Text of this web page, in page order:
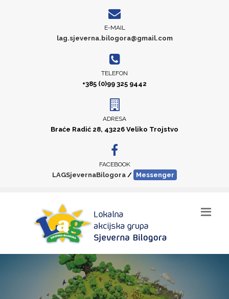
E-MAIL
lag.sjeverna.bilogora@gmail.com
TELEFON
+385 (0)99 325 9442
ADRESA
Braće Radić 28, 43226 Veliko Trojstvo
FACEBOOK
LAGSjevernaBilogora / Messenger